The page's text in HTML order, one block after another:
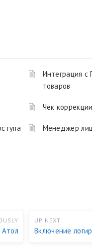
Интеграция
товаров
Чек
Менеджер
Атол
UP NEXT
Включение